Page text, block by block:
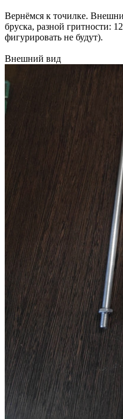
Вернёмся к точилке.
бруска, разной гритности:
фигурировать не будут).
Внешний вид